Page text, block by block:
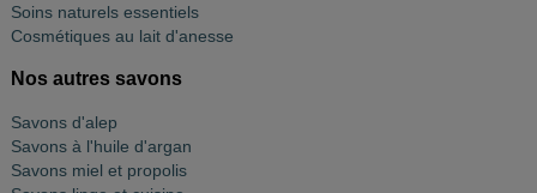
Soins naturels essentiels
Cosmétiques au lait d'anesse
Nos autres savons
Savons d'alep
Savons à l'huile d'argan
Savons miel et propolis